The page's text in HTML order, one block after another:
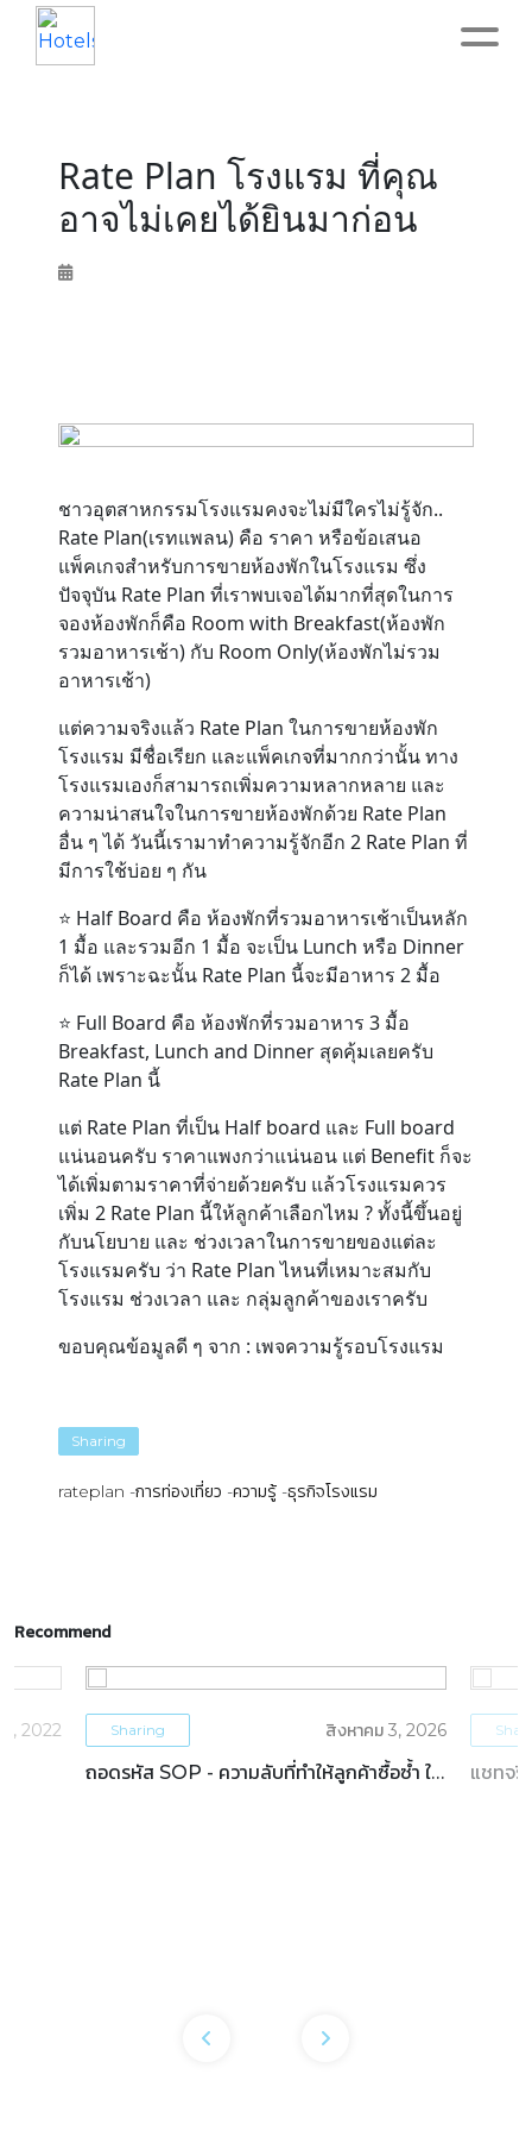
About
Service
Blog
Contact
Rate Plan โรงแรม ที่คุณ
อาจไม่เคยได้ยินมาก่อน
ชาวอุตสาหกรรมโรงแรมคงจะไม่มีใครไม่รู้จัก..
Rate Plan(เรทแพลน) คือ ราคา หรือข้อเสนอ
แพ็คเกจสำหรับการขายห้องพักในโรงแรม ซึ่ง
ปัจจุบัน Rate Plan ที่เราพบเจอได้มากที่สุดในการ
จองห้องพักก็คือ Room with Breakfast(ห้องพัก
รวมอาหารเช้า) กับ Room Only(ห้องพักไม่รวม
อาหารเช้า)
แต่ความจริงแล้ว Rate Plan ในการขายห้องพัก
โรงแรม มีชื่อเรียก และแพ็คเกจที่มากกว่านั้น ทาง
โรงแรมเองก็สามารถเพิ่มความหลากหลาย และ
ความน่าสนใจในการขายห้องพักด้วย Rate Plan
อื่น ๆ ได้ วันนี้เรามาทำความรู้จักอีก 2 Rate Plan ที่
มีการใช้บ่อย ๆ กัน
⭐️ Half Board คือ ห้องพักที่รวมอาหารเช้าเป็นหลัก
1 มื้อ และรวมอีก 1 มื้อ จะเป็น Lunch หรือ Dinner
ก็ได้ เพราะฉะนั้น Rate Plan นี้จะมีอาหาร 2 มื้อ
⭐️ Full Board คือ ห้องพักที่รวมอาหาร 3 มื้อ
Breakfast, Lunch and Dinner สุดคุ้มเลยครับ
Rate Plan นี้
แต่ Rate Plan ที่เป็น Half board และ Full board
แน่นอนครับ ราคาแพงกว่าแน่นอน แต่ Benefit ก็จะ
ได้เพิ่มตามราคาที่จ่ายด้วยครับ แล้วโรงแรมควร
เพิ่ม 2 Rate Plan นี้ให้ลูกค้าเลือกไหม ? ทั้งนี้ขึ้นอยู่
กับนโยบาย และ ช่วงเวลาในการขายของแต่ละ
โรงแรมครับ ว่า Rate Plan ไหนที่เหมาะสมกับ
โรงแรม ช่วงเวลา และ กลุ่มลูกค้าของเราครับ
ขอบคุณข้อมูลดี ๆ จาก : เพจความรู้รอบโรงแรม
Sharing
rateplan การท่องเที่ยว ความรู้ ธุรกิจโรงแรม
Recommend
2022 Sharing สิงหาคม 3, 2026
ถอดรหัส SOP - ความลับที่ทำให้ลูกค้าซื้อซ้ำ ใน
แชทจริ